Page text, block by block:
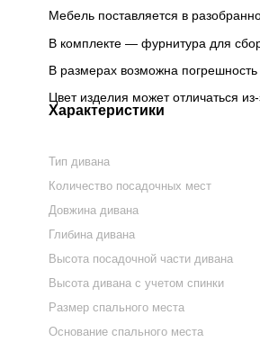
Мебель поставляется в
В комплекте — фурнитура для
В размерах возможна погрешность
Цвет изделия может отличаться
Характеристики
Тип дивана
Количество посадочных мест
Довжина дивана
Глибина дивана
Высота посадочной части дивана
Высота дивана с учетом спинки
Размер спального места
Основание спального места